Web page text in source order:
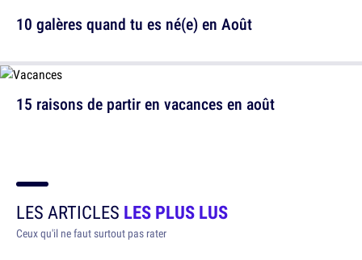
10 galères quand tu es né(e) en Août
15 raisons de partir en vacances en août
LES ARTICLES LES PLUS LUS
Ceux qu'il ne faut surtout pas rater